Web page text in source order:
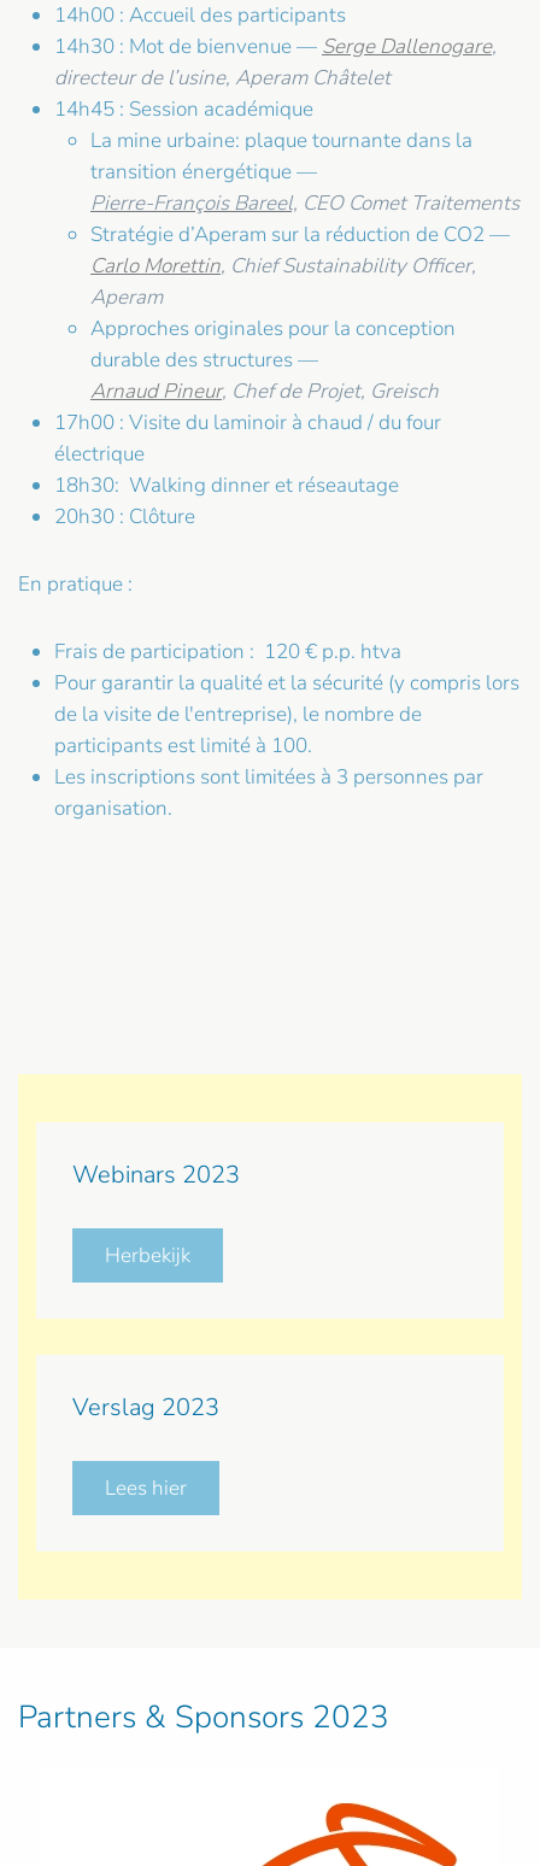
14h00 : Accueil des participants
14h30 : Mot de bienvenue — Serge Dallenogare,
directeur de l’usine, Aperam Châtelet
14h45 : Session académique
La mine urbaine: plaque tournante dans la
transition énergétique —
Pierre-François Bareel, CEO Comet Traitements
Stratégie d’Aperam sur la réduction de CO2 —
Carlo Morettin, Chief Sustainability Officer,
Aperam
Approches originales pour la conception
durable des structures —
Arnaud Pineur, Chef de Projet, Greisch
17h00 : Visite du laminoir à chaud / du four
électrique
18h30: Walking dinner et réseautage
20h30 : Clôture
En pratique :
Frais de participation : 120 € p.p. htva
Pour garantir la qualité et la sécurité (y compris lors
de la visite de l'entreprise), le nombre de
participants est limité à 100.
Les inscriptions sont limitées à 3 personnes par
organisation.
Webinars 2023
Herbekijk
Verslag 2023
Lees hier
Partners & Sponsors 2023